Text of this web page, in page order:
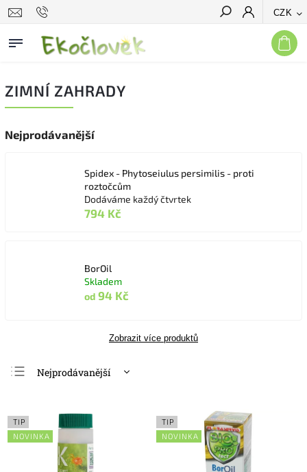
CZK
Hledat
ZIMNÍ ZAHRADY
Nejprodávanější
Spidex - Phytoseiulus persimilis - proti
roztočcům
Dodáváme každý čtvrtek
794 Kč
BorOil
Skladem
od 94 Kč
Zobrazit více produktů
Nejprodávanější
Nejdražší
Abecedně
TIP
NOVINKA
TIP
NOVINKA